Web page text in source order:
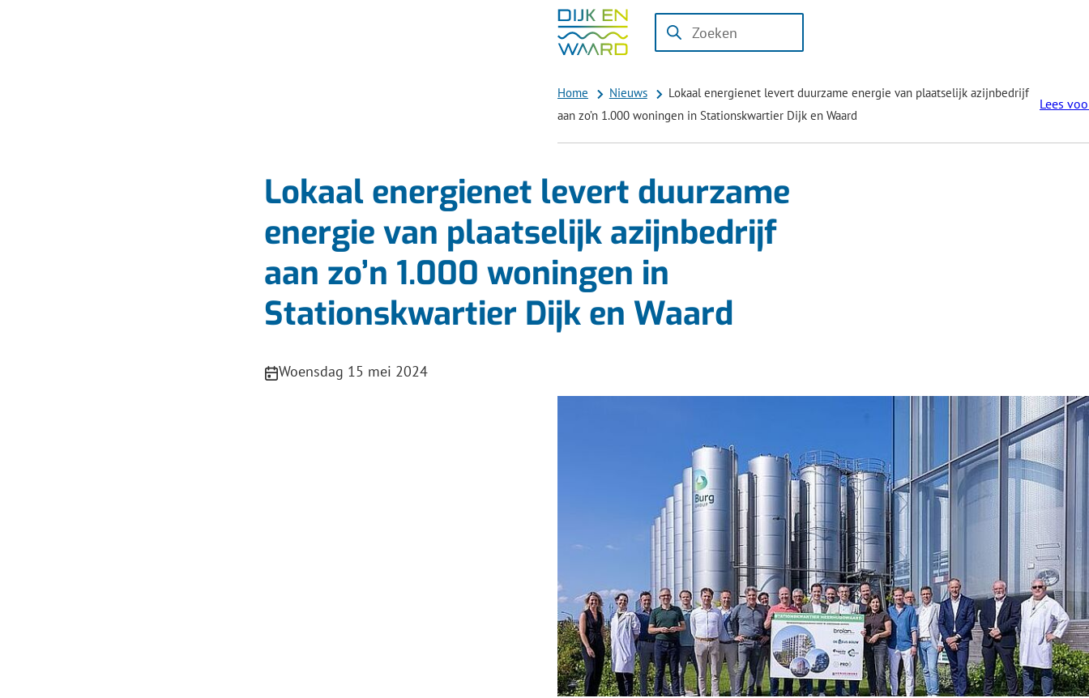
Deelprojecten
Zoeken
Wanneer
beschikbaar
zijn
hierdoor
navigeren
door
pijl
omhoog
omlaag
een
waarde
te
selecteren.
Home Nieuws
Lokaal energienet levert duurzame energie van plaatselijk azijnbedrijf
aan zo’n 1.000 woningen in Stationskwartier Dijk en Waard
Lees
Lokaal energienet levert duurzame
energie van plaatselijk azijnbedrijf
aan zo’n 1.000 woningen in
Stationskwartier Dijk en Waard
Publicatiedatum:
Woensdag 15 mei 2024